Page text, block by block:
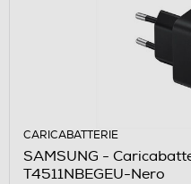
CARICABATTERIE
SAMSUNG -
T4511NBEGEU-Nero